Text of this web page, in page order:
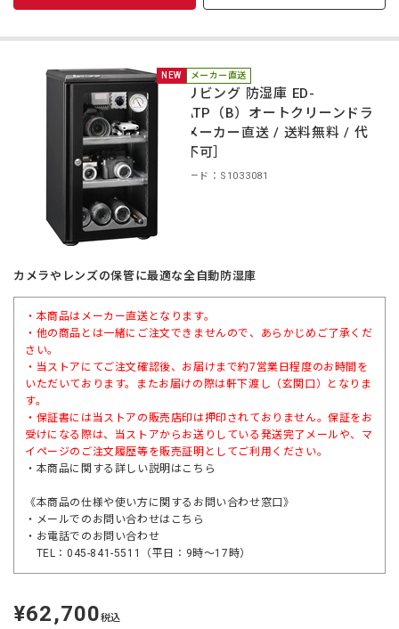
NEW メーカー直送
東洋リビング 防湿庫 ED-
55CATP（B）オートクリーンドラ
イ［メーカー直送 / 送料無料 / 代
引き不可］
商品コード：S1033081
カメラやレンズの保管に最適な全自動防湿庫
・本商品はメーカー直送となります。
・他の商品とは一緒にご注文できませんので、あらかじめご了承くだ
さい。
・当ストアにてご注文確認後、お届けまで約7営業日程度のお時間を
いただいております。またお届けの際は軒下渡し（玄関口）となりま
す。
・保証書には当ストアの販売店印は押印されておりません。保証をお
受けになる際は、当ストアからお送りしている発送完了メールや、マ
イページのご注文履歴等を販売証明としてご利用ください。
・本商品に関する詳しい説明はこちら
《本商品の仕様や使い方に関するお問い合わせ窓口》
・メールでのお問い合わせは こちら
・お電話でのお問い合わせ
TEL：045-841-5511（平日：9時～17時）
定
価
¥62,700税込